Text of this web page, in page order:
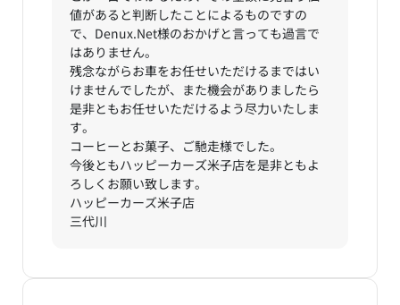
値があると判断したことによるものですの
で、Denux.Net様のおかげと言っても過言で
はありません。
残念ながらお車をお任せいただけるまではい
けませんでしたが、また機会がありましたら
是非ともお任せいただけるよう尽力いたしま
す。
コーヒーとお菓子、ご馳走様でした。
今後ともハッピーカーズ米子店を是非ともよ
ろしくお願い致します。
ハッピーカーズ米子店
三代川